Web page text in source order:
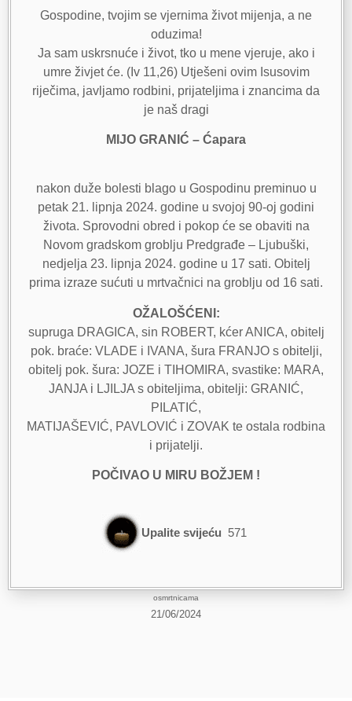
Gospodine, tvojim se vjernima život mijenja, a ne
oduzima!
Ja sam uskrsnuće i život, tko u mene vjeruje, ako i
umre živjet će. (Iv 11,26) Utješeni ovim Isusovim
riječima, javljamo rodbini, prijateljima i znancima da
je naš dragi
MIJO GRANIĆ – Ćapara
nakon duže bolesti blago u Gospodinu preminuo u
petak 21. lipnja 2024. godine u svojoj 90-oj godini
života. Sprovodni obred i pokop će se obaviti na
Novom gradskom groblju Predgrađe – Ljubuški,
nedjelja 23. lipnja 2024. godine u 17 sati. Obitelj
prima izraze sućuti u mrtvačnici na groblju od 16 sati.
OŽALOŠĆENI:
supruga DRAGICA, sin ROBERT, kćer ANICA, obitelj
pok. braće: VLADE i IVANA, šura FRANJO s obitelji,
obitelj pok. šura: JOZE i TIHOMIRA, svastike: MARA,
JANJA i LJILJA s obiteljima, obitelji: GRANIĆ,
PILATIĆ,
MATIJAŠEVIĆ, PAVLOVIĆ i ZOVAK te ostala rodbina
i prijatelji.
POČIVAO U MIRU BOŽJEM !
Upalite svijeću 571
osmrtnicama
21/06/2024